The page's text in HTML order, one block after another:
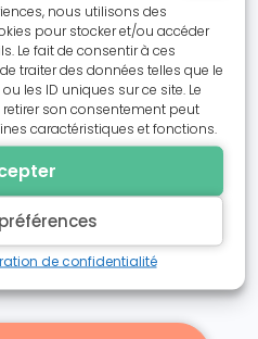
nous utilisons des
pour stocker et/ou accéder
Le fait de consentir à ces
traiter des données telles que le
les ID uniques sur ce site. Le
son consentement peut
caractéristiques et fonctions.
de confidentialité
100% personnalisable :
ce que vous
vos
lors de leur inscription
personnalisable